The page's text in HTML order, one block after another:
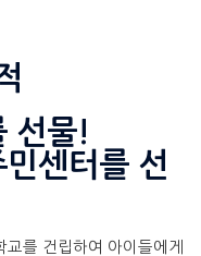
선물!
센터를 선
를 건립하여 아이들에게